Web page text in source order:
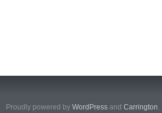
Proudly powered by WordPress and Carrington